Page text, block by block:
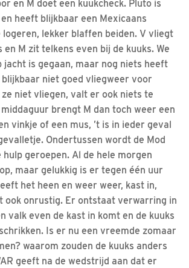
en M doet een kuukcheck. Pluto is
heeft blijkbaar een Mexicaans
lekker blaffen beiden. V vliegt
en M zit telkens even bij de kuuks. We
jacht is gegaan, maar nog niets heeft
blijkbaar niet goed vliegweer voor
niet vliegen, valt er ook niets te
brengt M dan toch weer een
vinkje of een mus, ’t is in ieder geval
Ondertussen wordt de Mod
hulp geroepen. Al de hele morgen
maar gelukkig is er tegen één uur
het heen en weer weer, kast in,
ook onrustig. Er ontstaat verwarring in
valk even de kast in komt en de kuuks
Is er nu een vreemde zomaar
waarom zouden de kuuks anders
geeft na de wedstrijd aan dat er